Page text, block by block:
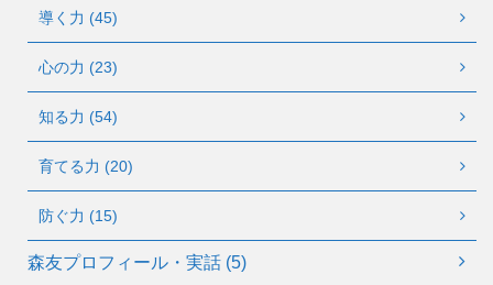
導く力 (45)
心の力 (23)
知る力 (54)
育てる力 (20)
防ぐ力 (15)
森友プロフィール・実話 (5)